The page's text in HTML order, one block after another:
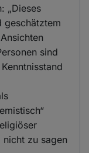
„Dieses
geschätztem
sind
nicht zu sagen